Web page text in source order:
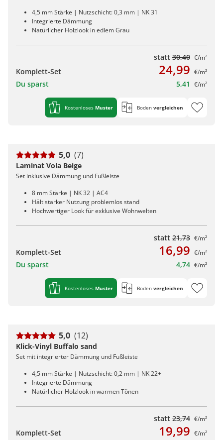
4,5 mm Stärke | Nutzschicht: 0,3 mm | NK 31
Integrierte Dämmung
Natürlicher Holzlook in edlem Grau
statt 30,40 €/m²
Komplett-Set 24,99 €/m²
Du sparst 5,41 €/m²
Kostenloses Muster Boden vergleichen
5,0 (7)
Laminat Vola Beige
Set inklusive Dämmung und Fußleiste
8 mm Stärke | NK 32 | AC4
Hält starker Nutzung problemlos stand
Hochwertiger Look für exklusive Wohnwelten
statt 21,73 €/m²
Komplett-Set 16,99 €/m²
Du sparst 4,74 €/m²
Kostenloses Muster Boden vergleichen
5,0 (12)
Klick-Vinyl Buffalo sand
Set mit integrierter Dämmung und Fußleiste
4,5 mm Stärke | Nutzschicht: 0,2 mm | NK 22+
Integrierte Dämmung
Natürlicher Holzlook in warmen Tönen
statt 23,74 €/m²
Komplett-Set 19,99 €/m²